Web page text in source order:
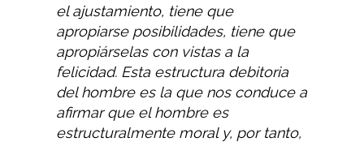
el ajustamiento, tiene que
apropiarse posibilidades, tiene que
apropiárselas con vistas a la
felicidad. Esta estructura debitoria
del hombre es la que nos conduce a
afirmar que el hombre es
estructuralmente moral y, por tanto,